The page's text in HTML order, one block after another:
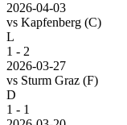
2026-04-03
vs Kapfenberg (C)
L
1 - 2
2026-03-27
vs Sturm Graz (F)
D
1 - 1